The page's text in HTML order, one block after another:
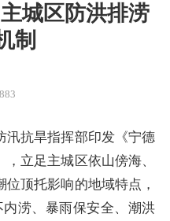
城区防洪排涝
制
汛抗旱指挥部印发《宁德
立足主城区依山傍海、
顶托影响的地域特点，
涝、暴雨保安全、潮洪